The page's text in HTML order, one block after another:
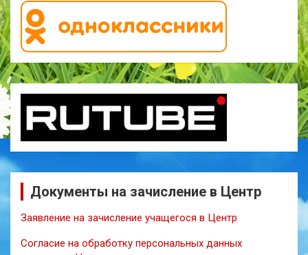
Документы на зачисление в Центр
Заявление на зачисление учащегося в Центр
Согласие на обработку персональных данных